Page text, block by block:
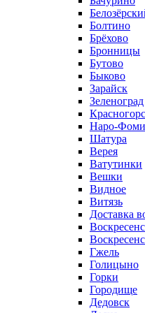
Болтино
Брёхово
Бронницы
Бутово
Быково
Зарайск
Зеленоград
Наро-
Шатура
Верея
Ватутинки
Вешки
Видное
Витязь
Доставка
Гжель
Голицыно
Горки
Городище
Дедовск